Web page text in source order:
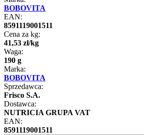
BOBOVITA
EAN:
8591119001511
Cena za kg:
41,53 zł/kg
Waga:
190 g
Marka:
BOBOVITA
Sprzedawca:
Frisco S.A.
Dostawca:
NUTRICIA GRUPA VAT
EAN:
8591119001511